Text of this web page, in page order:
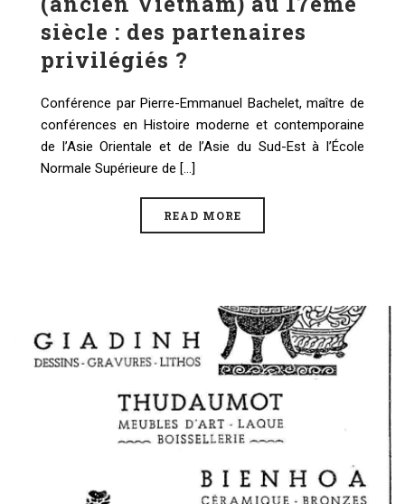
siècle : des partenaires
privilégiés ?
Conférence par Pierre-Emmanuel Bachelet, maître de
conférences en Histoire moderne et contemporaine
de l’Asie Orientale et de l’Asie du Sud-Est à l’École
Normale Supérieure de [...]
READ MORE